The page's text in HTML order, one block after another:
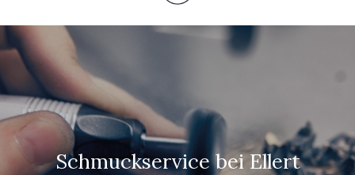
Schmuckservice bei Ellert